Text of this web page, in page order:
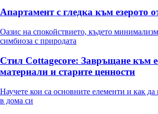
Апартамент с гледка към езерото
Оазис на спокойствието, където
симбиоза с природата
Стил Cottagecore: Завръщане към
материали и старите ценности
Научете кои са основните елементи и как
в дома си